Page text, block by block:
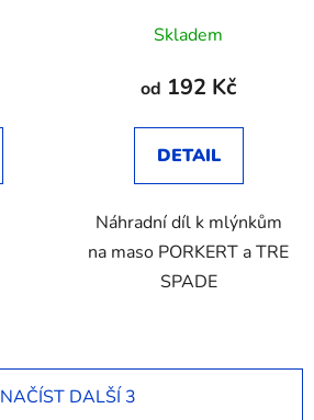
hodnocení
produktu
2,9
z
hvězdiček.
Skladem
od 192 Kč
DETAIL
Náhradní díl k mlýnkům
na maso PORKERT a TRE
SPADE
NAČÍST DALŠÍ 3